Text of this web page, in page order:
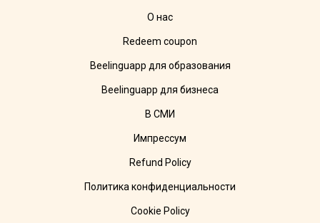
О нас
Redeem coupon
Beelinguapp для образования
Beelinguapp для бизнеса
В СМИ
Импрессум
Refund Policy
Политика конфиденциальности
Cookie Policy